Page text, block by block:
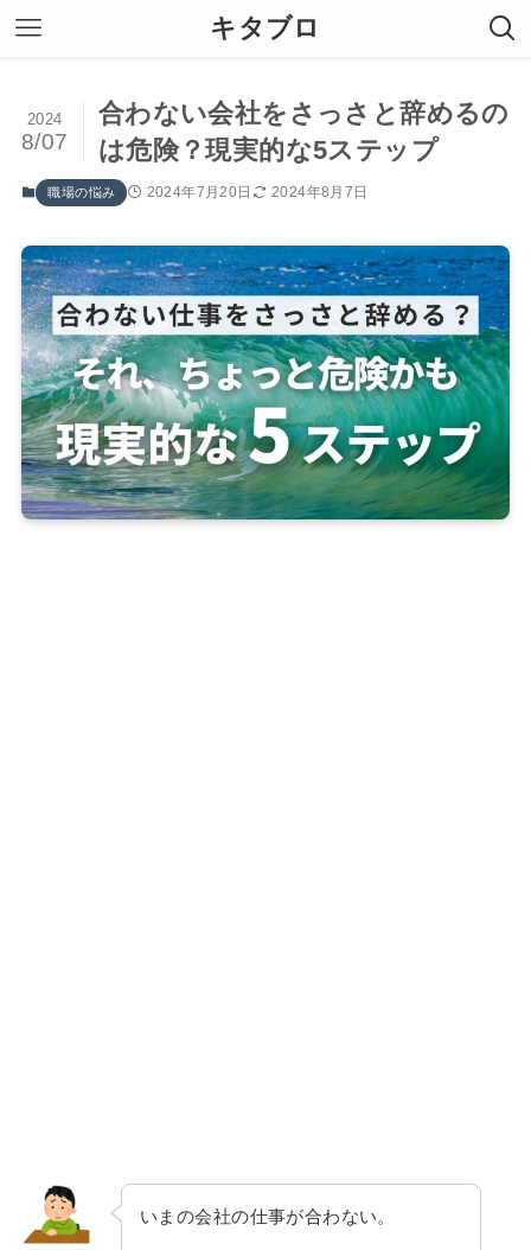
キタブロ
合わない会社をさっさと辞めるの
は危険？現実的な5ステップ
2024
8/07
職場の悩み 2024年7月20日 2024年8月7日
いまの会社の仕事が合わない。